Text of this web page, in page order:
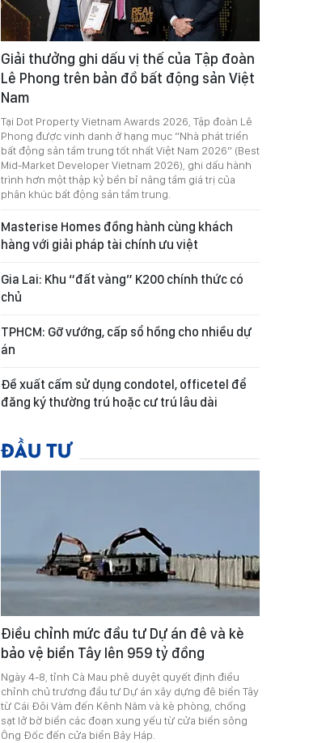
Giải thưởng ghi dấu vị thế của Tập đoàn
Lê Phong trên bản đồ bất động sản Việt
Nam
Tại Dot Property Vietnam Awards 2026, Tập đoàn Lê
Phong được vinh danh ở hạng mục “Nhà phát triển
bất động sản tầm trung tốt nhất Việt Nam 2026” (Best
Mid-Market Developer Vietnam 2026), ghi dấu hành
trình hơn một thập kỷ bền bỉ nâng tầm giá trị của
phân khúc bất động sản tầm trung.
Masterise Homes đồng hành cùng khách
hàng với giải pháp tài chính ưu việt
Gia Lai: Khu “đất vàng” K200 chính thức có
chủ
TPHCM: Gỡ vướng, cấp sổ hồng cho nhiều dự
án
Đề xuất cấm sử dụng condotel, officetel để
đăng ký thường trú hoặc cư trú lâu dài
ĐẦU TƯ
Điều chỉnh mức đầu tư Dự án đê và kè
bảo vệ biển Tây lên 959 tỷ đồng
Ngày 4-8, tỉnh Cà Mau phê duyệt quyết định điều
chỉnh chủ trương đầu tư Dự án xây dựng đê biển Tây
từ Cái Đôi Vàm đến Kênh Năm và kè phòng, chống
sạt lở bờ biển các đoạn xung yếu từ cửa biển sông
Ông Đốc đến cửa biển Bảy Háp.